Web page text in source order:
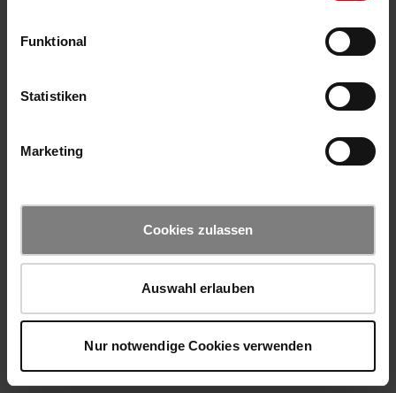
Funktional
Statistiken
Marketing
Cookies zulassen
Auswahl erlauben
Nur notwendige Cookies verwenden